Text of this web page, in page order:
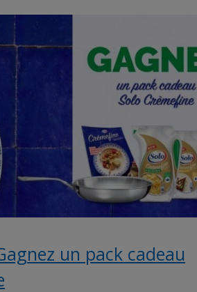
un pack cadeau